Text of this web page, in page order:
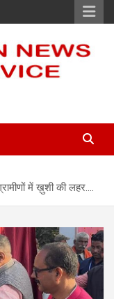
में ख़ुशी की लहर….